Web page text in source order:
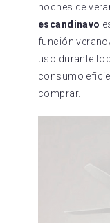
noches de
escandinavo
función
uso durante
consumo
comprar.